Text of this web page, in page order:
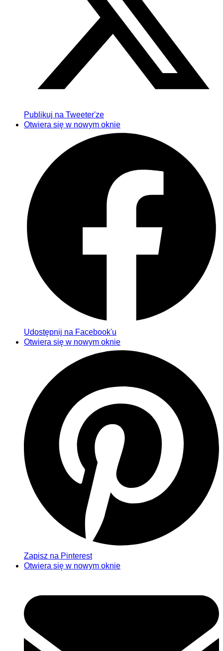
Publikuj na Tweeter'ze
Otwiera się w nowym oknie
Udostępnij na Facebook'u
Otwiera się w nowym oknie
Zapisz na Pinterest
Otwiera się w nowym oknie